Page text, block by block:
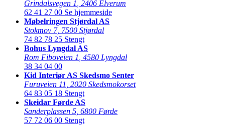
Grindalsvegen 1 2406 Elverum
62 41 27 00 Se hjemmeside
Møbelringen Stjørdal AS
Stokmov 7, 7500 Stjørdal
74 82 78 25 Stengt
Bohus Lyngdal AS
Rom Fiboveien 1 4580 Lyngdal
38 34 04 00
Kid Interiør AS Skedsmo Senter
Furuveien 11 2020 Skedsmokorset
64 83 05 18 Stengt
Skeidar Førde AS
Sanderplassen 5 6800 Førde
57 72 06 00 Stengt